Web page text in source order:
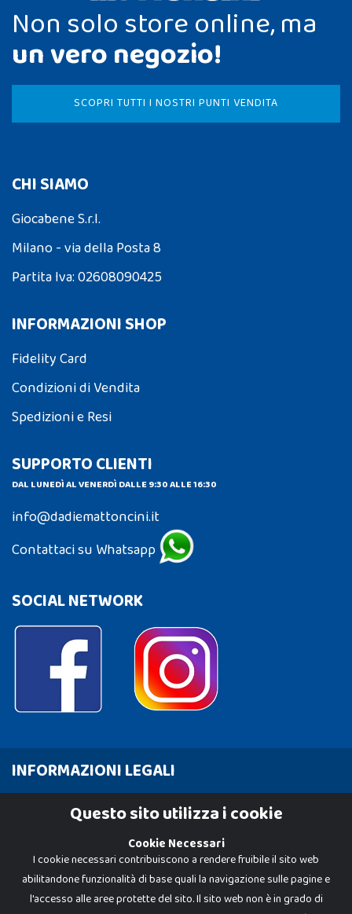
Non solo store online, ma
un vero negozio!
SCOPRI TUTTI I NOSTRI PUNTI VENDITA
CHI SIAMO
Giocabene S.r.l.
Milano - via della Posta 8
Partita Iva: 02608090425
INFORMAZIONI SHOP
Fidelity Card
Condizioni di Vendita
Spedizioni e Resi
SUPPORTO CLIENTI
DAL LUNEDÌ AL VENERDÌ DALLE 9:30 ALLE 16:30
info@dadiemattoncini.it
Contattaci su Whatsapp
SOCIAL NETWORK
INFORMAZIONI LEGALI
Cookie PolicyQuesto sito utilizza i cookie
Cookie Necessari
I cookie necessari contribuiscono a rendere fruibile il sito web
abilitandone funzionalità di base quali la navigazione sulle pagine e
l'accesso alle aree protette del sito. Il sito web non è in grado di